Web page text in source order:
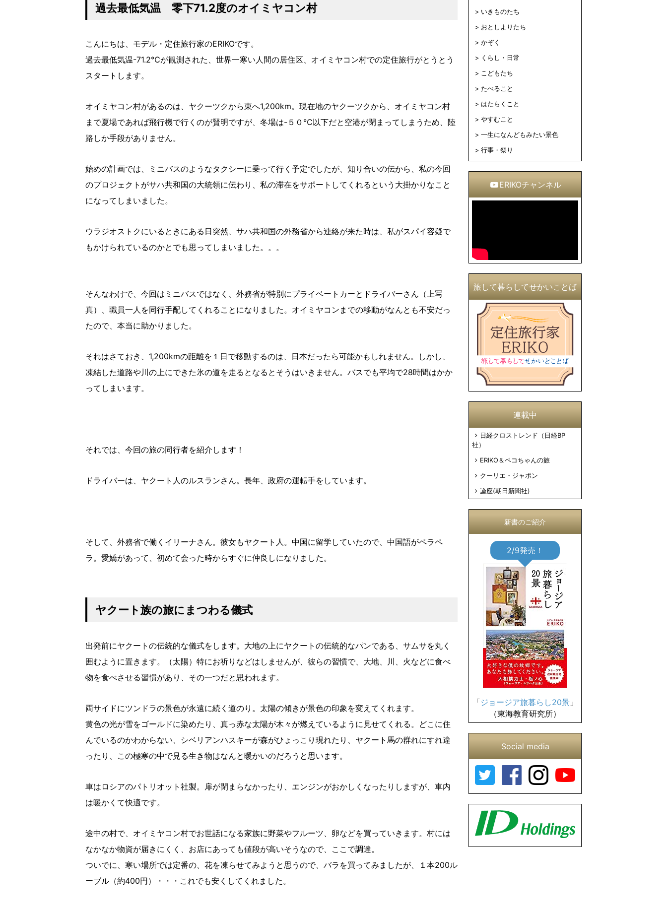
過去最低気温 零下71.2度のオイミヤコン村
こんにちは、モデル・定住旅行家のERIKOです。
過去最低気温-71.2℃が観測された、世界一寒い人間の居住区、オイミヤコン村での定住旅行がとうとう
スタートします。
オイミヤコン村があるのは、ヤクーツクから東へ1,200km。現在地のヤクーツクから、オイミヤコン村
まで夏場であれば飛行機で行くのが賢明ですが、冬場は-５０℃以下だと空港が閉まってしまうため、陸
路しか手段がありません。
始めの計画では、ミニバスのようなタクシーに乗って行く予定でしたが、知り合いの伝から、私の今回
のプロジェクトがサハ共和国の大統領に伝わり、私の滞在をサポートしてくれるという大掛かりなこと
になってしまいました。
ウラジオストクにいるときにある日突然、サハ共和国の外務省から連絡が来た時は、私がスパイ容疑で
もかけられているのかとでも思ってしまいました。。。
そんなわけで、今回はミニバスではなく、外務省が特別にプライベートカーとドライバーさん（上写
真）、職員一人を同行手配してくれることになりました。オイミヤコンまでの移動がなんとも不安だっ
たので、本当に助かりました。
それはさておき、1,200kmの距離を１日で移動するのは、日本だったら可能かもしれません。しかし、
凍結した道路や川の上にできた氷の道を走るとなるとそうはいきません。バスでも平均で28時間はかか
ってしまいます。
それでは、今回の旅の同行者を紹介します！
ドライバーは、ヤクート人のルスランさん。長年、政府の運転手をしています。
そして、外務省で働くイリーナさん。彼女もヤクート人。中国に留学していたので、中国語がペラペ
ラ。愛嬌があって、初めて会った時からすぐに仲良しになりました。
ヤクート族の旅にまつわる儀式
出発前にヤクートの伝統的な儀式をします。大地の上にヤクートの伝統的なパンである、サムサを丸く
囲むように置きます。（太陽）特にお祈りなどはしませんが、彼らの習慣で、大地、川、火などに食べ
物を食べさせる習慣があり、その一つだと思われます。
両サイドにツンドラの景色が永遠に続く道のり。太陽の傾きが景色の印象を変えてくれます。
黄色の光が雪をゴールドに染めたり、真っ赤な太陽が木々が燃えているように見せてくれる。どこに住
んでいるのかわからない、シベリアンハスキーが森がひょっこり現れたり、ヤクート馬の群れにすれ違
ったり、この極寒の中で見る生き物はなんと暖かいのだろうと思います。
車はロシアのパトリオット社製。扉が閉まらなかったり、エンジンがおかしくなったりしますが、車内
は暖かくて快適です。
途中の村で、オイミヤコン村でお世話になる家族に野菜やフルーツ、卵などを買っていきます。村には
なかなか物資が届きにくく、お店にあっても値段が高いそうなので、ここで調達。
ついでに、寒い場所では定番の、花を凍らせてみようと思うので、バラを買ってみましたが、１本200ル
ーブル（約400円）・・・これでも安くしてくれました。
いきものたち
おとしよりたち
かぞく
くらし・日常
こどもたち
たべること
はたらくこと
やすむこと
一生になんどもみたい景色
行事・祭り
ERIKOチャンネル
旅して暮らしてせかいことば
連載中
日経クロストレンド（日経BP
社）
ERIKO＆ペコちゃんの旅
クーリエ・ジャポン
論座(朝日新聞社)
新書のご紹介
2/9発売！
「 ジョージア旅暮らし20景 」
（東海教育研究所）
Social media